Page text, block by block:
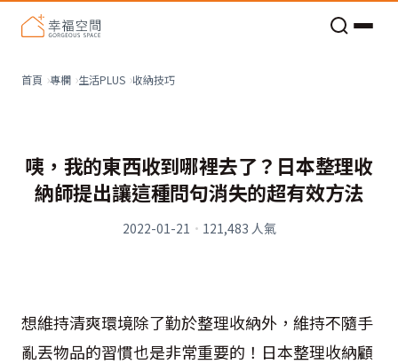
首頁 專欄 生活PLUS 收納技巧
咦，我的東西收到哪裡去了？日本整理收
納師提出讓這種問句消失的超有效方法
2022-01-21 · 121,483 人氣
想維持清爽環境除了勤於整理收納外，維持不隨手
亂丟物品的習慣也是非常重要的！日本整理收納顧